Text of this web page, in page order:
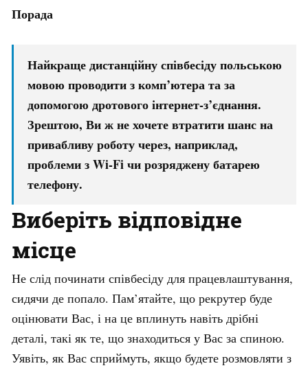
Порада
Найкраще дистанційну співбесіду польською
мовою проводити з комп’ютера та за
допомогою дротового інтернет-з’єднання.
Зрештою, Ви ж не хочете втратити шанс на
привабливу роботу через, наприклад,
проблеми з Wi-Fi чи розряджену батарею
телефону.
Виберіть відповідне
місце
Не слід починати співбесіду для працевлаштування,
сидячи де попало. Пам’ятайте, що рекрутер буде
оцінювати Вас, і на це вплинуть навіть дрібні
деталі, такі як те, що знаходиться у Вас за спиною.
Уявіть, як Вас сприймуть, якщо будете розмовляти з